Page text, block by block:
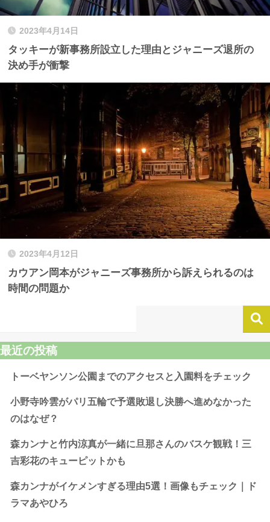
2023年4月14日
タッキーが新事務所設立した理由とジャニーズ退所の
決め手が衝撃
2023年4月12日
カウアン岡本がジャニーズ事務所から訴えられるのは
時間の問題か
最近の投稿
トーベヤンソン公園までのアクセスと入園料をチェック
小野寺吟雲がパリ五輪で予選敗退し決勝へ進めなかった
のはなぜ？
森カンナと竹内涼真が一緒に旦那さんのバスケ観戦！三
吉彩花のキューピットかも
森カンナがイケメンすぎる理由5選！画像もチェック｜ド
ラマあやひろ